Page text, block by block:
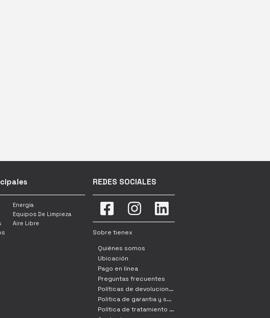
Energía
Equipos De Limpieza
Aire Libre
REDES SOCIALES
Sobre tienex
Quiénes somos
Ubicación
Pago en línea
Preguntas frecuentes
Políticas de devoluciones, cambio y retracto
Politica de garantia y servicio tecnico
Política de tratamiento de datos